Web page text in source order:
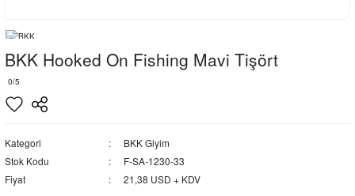
BKK Hooked On Fishing Mavi Tişört
0/5
Kategori
BKK Giyim
Stok Kodu
F-SA-1230-33
Fiyat
21,38 USD + KDV